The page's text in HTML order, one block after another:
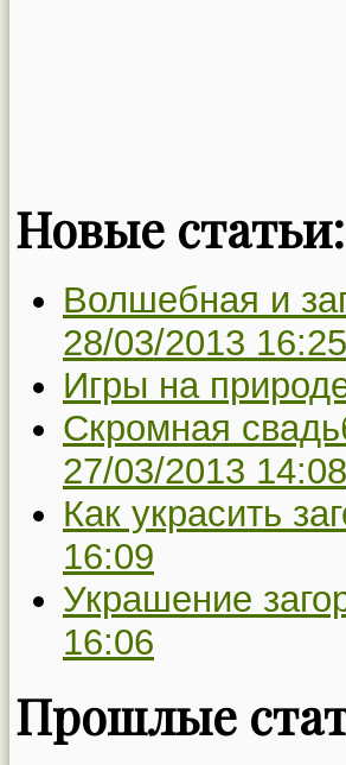
Новые статьи:
Волшебная и
28/03/2013 16:25
Игры на
Скромная
27/03/2013 14:08
Как украсить
16:09
Украшение
16:06
Прошлые